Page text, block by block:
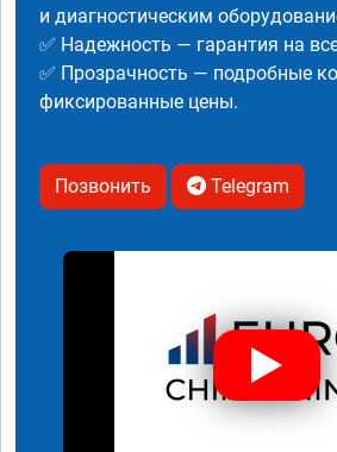
и диагностическим
✅ Надежность — гарантия на
✅ Прозрачность — подробные
фиксированные цены.
Позвонить Telegram